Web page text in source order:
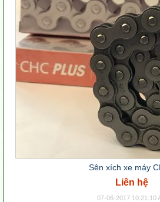
Sên xích xe máy
Liên hệ
07-06-2017 10:21:10